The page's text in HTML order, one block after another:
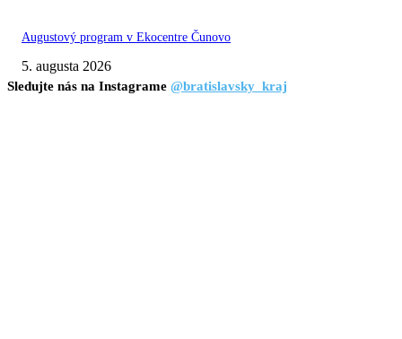
Augustový program v Ekocentre Čunovo
5. augusta 2026
Sledujte nás na Instagrame @bratislavsky_kraj